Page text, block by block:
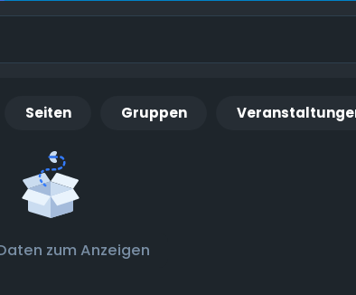
Seiten Gruppen
zum Anzeigen